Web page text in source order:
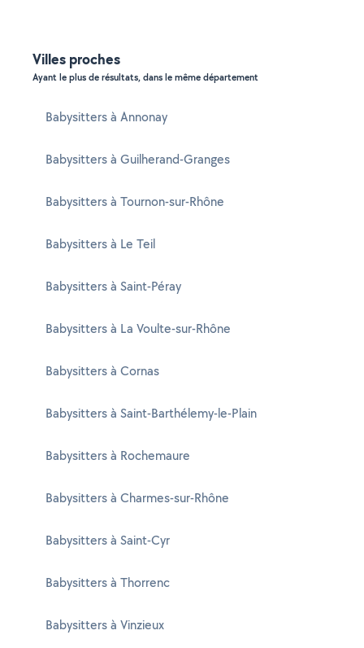
Villes proches
Ayant le plus de résultats, dans le même département
Babysitters à Annonay
Babysitters à Guilherand-Granges
Babysitters à Tournon-sur-Rhône
Babysitters à Le Teil
Babysitters à Saint-Péray
Babysitters à La Voulte-sur-Rhône
Babysitters à Cornas
Babysitters à Saint-Barthélemy-le-Plain
Babysitters à Rochemaure
Babysitters à Charmes-sur-Rhône
Babysitters à Saint-Cyr
Babysitters à Thorrenc
Babysitters à Vinzieux